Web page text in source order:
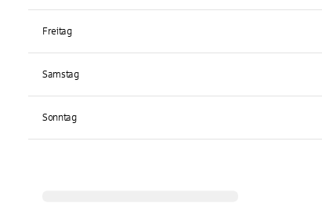
Freitag
Samstag
Sonntag